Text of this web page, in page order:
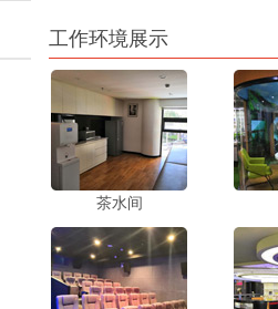
工作环境展示
茶水间